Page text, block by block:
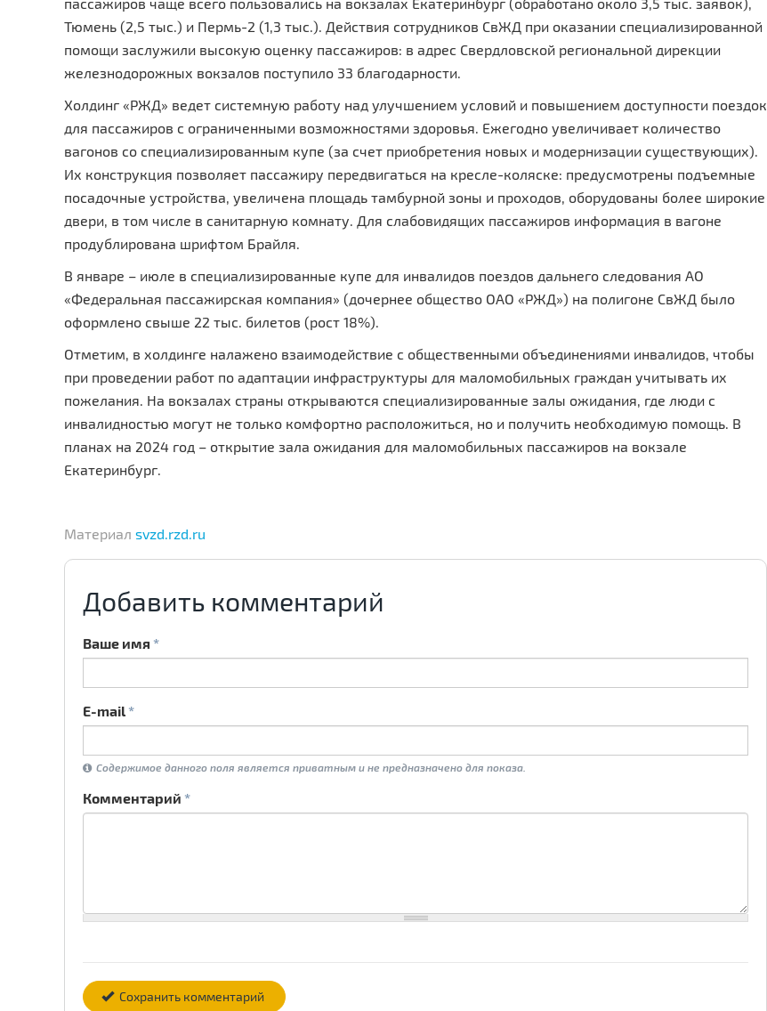
Тюмень (2,5 тыс.) и Пермь-2 (1,3 тыс.). Действия сотрудников СвЖД при оказании специализированной
помощи заслужили высокую оценку пассажиров: в адрес Свердловской региональной дирекции
железнодорожных вокзалов поступило 33 благодарности.
Холдинг «РЖД» ведет системную работу над улучшением условий и повышением доступности поездок
для пассажиров с ограниченными возможностями здоровья. Ежегодно увеличивает количество
вагонов со специализированным купе (за счет приобретения новых и модернизации существующих).
Их конструкция позволяет пассажиру передвигаться на кресле-коляске: предусмотрены подъемные
посадочные устройства, увеличена площадь тамбурной зоны и проходов, оборудованы более широкие
двери, в том числе в санитарную комнату. Для слабовидящих пассажиров информация в вагоне
продублирована шрифтом Брайля.
В январе – июле в специализированные купе для инвалидов поездов дальнего следования АО
«Федеральная пассажирская компания» (дочернее общество ОАО «РЖД») на полигоне СвЖД было
оформлено свыше 22 тыс. билетов (рост 18%).
Отметим, в холдинге налажено взаимодействие с общественными объединениями инвалидов, чтобы
при проведении работ по адаптации инфраструктуры для маломобильных граждан учитывать их
пожелания. На вокзалах страны открываются специализированные залы ожидания, где люди с
инвалидностью могут не только комфортно расположиться, но и получить необходимую помощь. В
планах на 2024 год – открытие зала ожидания для маломобильных пассажиров на вокзале
Екатеринбург.
Материал svzd.rzd.ru
Добавить комментарий
Ваше имя *
E-mail *
Содержимое данного поля является приватным и не предназначено для показа.
Комментарий *
Сохранить комментарий